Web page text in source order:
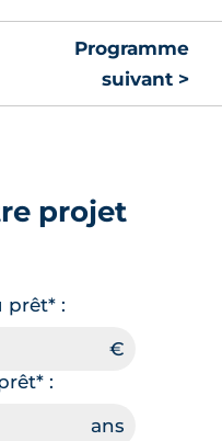
Programme
suivant >
projet
prêt* :
: